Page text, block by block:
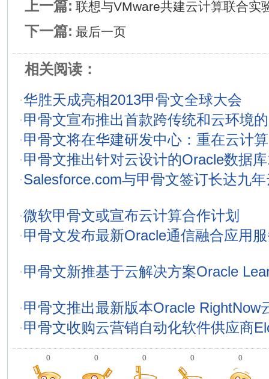
上一篇: 联想与VMware共建云计算联合实
下一篇: 最后一页
相关阅读：
·华胜天成亮相2013甲骨文全球大会
·甲骨文宣布推出首款跨传统和云环境
·甲骨文将在华建研发中心：重在云计
·甲骨文推出针对云设计的Oracle数据
·Salesforce.com与甲骨文签订长达九
·微软甲骨文或宣布云计算合作计划
·甲骨文发布最新Oracle通信融合应用
·甲骨文新推基于云解决方案Oracle
·甲骨文推出最新版本Oracle RightNow
·甲骨文收购云营销自动化软件供应商
0 0 0 0 0